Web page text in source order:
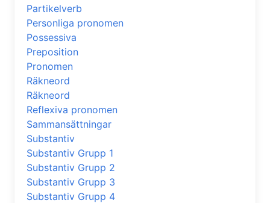
Partikelverb
Personliga pronomen
Possessiva
Preposition
Pronomen
Räkneord
Räkneord
Reflexiva pronomen
Sammansättningar
Substantiv
Substantiv Grupp 1
Substantiv Grupp 2
Substantiv Grupp 3
Substantiv Grupp 4